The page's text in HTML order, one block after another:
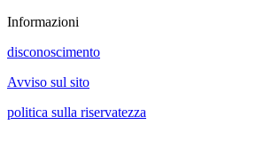
Informazioni
disconoscimento
Avviso sul sito
politica sulla riservatezza